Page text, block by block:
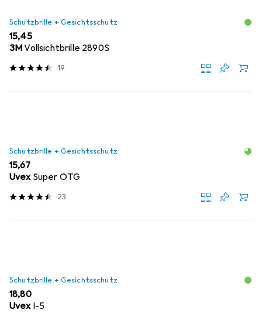
Schutzbrille + Gesichtsschutz
EUR
15,45
3MVollsichtbrille 2890S
19
Schutzbrille + Gesichtsschutz
EUR
15,67
Uvex Super OTG
23
Schutzbrille + Gesichtsschutz
EUR
18,80
Uvex I-5